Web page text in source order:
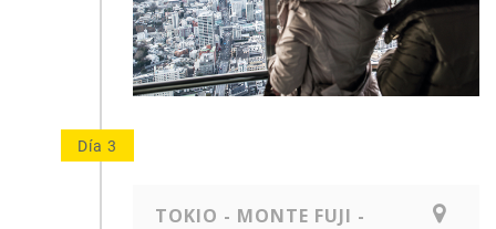
Día 3
TOKIO - MONTE FUJI -